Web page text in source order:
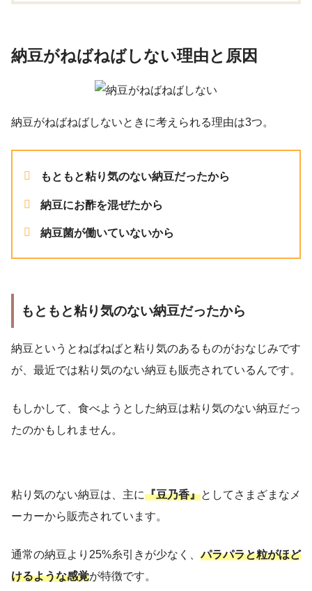
納豆がねばねばしない理由と原因
納豆がねばねばしないときに考えられる理由は3つ。
もともと粘り気のない納豆だったから
納豆にお酢を混ぜたから
納豆菌が働いていないから
もともと粘り気のない納豆だったから
納豆というとねばねばと粘り気のあるものがおなじみです
が、最近では粘り気のない納豆も販売されているんです。
もしかして、食べようとした納豆は粘り気のない納豆だっ
たのかもしれません。
粘り気のない納豆は、主に『豆乃香』としてさまざまなメ
ーカーから販売されています。
通常の納豆より25%糸引きが少なく、パラパラと粒がほど
けるような感覚が特徴です。